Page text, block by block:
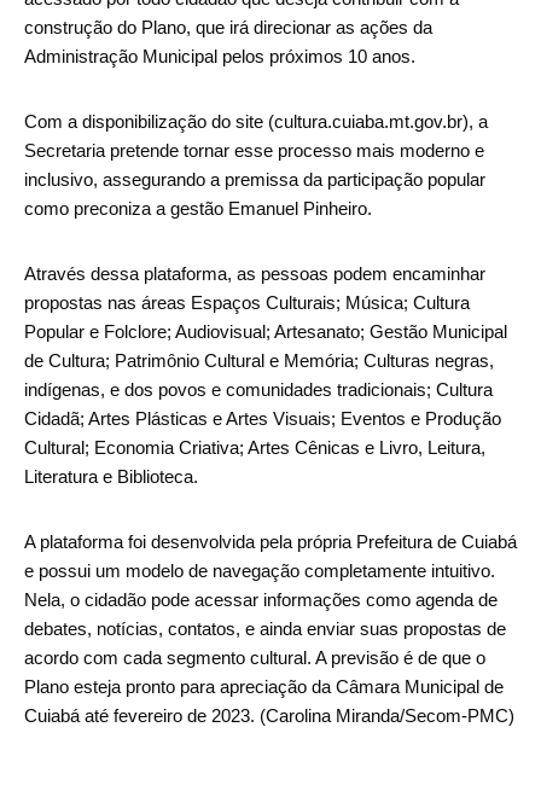
construção do Plano, que irá direcionar as ações da
Administração Municipal pelos próximos 10 anos.
Com a disponibilização do site (cultura.cuiaba.mt.gov.br), a
Secretaria pretende tornar esse processo mais moderno e
inclusivo, assegurando a premissa da participação popular
como preconiza a gestão Emanuel Pinheiro.
Através dessa plataforma, as pessoas podem encaminhar
propostas nas áreas Espaços Culturais; Música; Cultura
Popular e Folclore; Audiovisual; Artesanato; Gestão Municipal
de Cultura; Patrimônio Cultural e Memória; Culturas negras,
indígenas, e dos povos e comunidades tradicionais; Cultura
Cidadã; Artes Plásticas e Artes Visuais; Eventos e Produção
Cultural; Economia Criativa; Artes Cênicas e Livro, Leitura,
Literatura e Biblioteca.
A plataforma foi desenvolvida pela própria Prefeitura de Cuiabá
e possui um modelo de navegação completamente intuitivo.
Nela, o cidadão pode acessar informações como agenda de
debates, notícias, contatos, e ainda enviar suas propostas de
acordo com cada segmento cultural. A previsão é de que o
Plano esteja pronto para apreciação da Câmara Municipal de
Cuiabá até fevereiro de 2023. (Carolina Miranda/Secom-PMC)